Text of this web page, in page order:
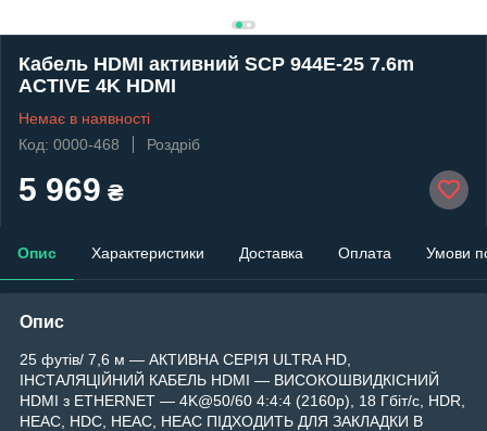
Кабель HDMI активний SCP 944E-25 7.6m
ACTIVE 4K HDMI
Немає в наявності
Код: 0000-468
Роздріб
5 969 ₴
Опис Характеристики Доставка Оплата Умови
Опис
25 футів/ 7,6 м — АКТИВНА СЕРІЯ ULTRA HD,
ІНСТАЛЯЦІЙНИЙ КАБЕЛЬ HDMI — ВИСОКОШВИДКІСНИЙ
HDMI з ETHERNET — 4K@50/60 4:4:4 (2160p), 18 Гбіт/с, HDR,
HEAC, HDC, HEAC, HEAC ПІДХОДИТЬ ДЛЯ ЗАКЛАДКИ В